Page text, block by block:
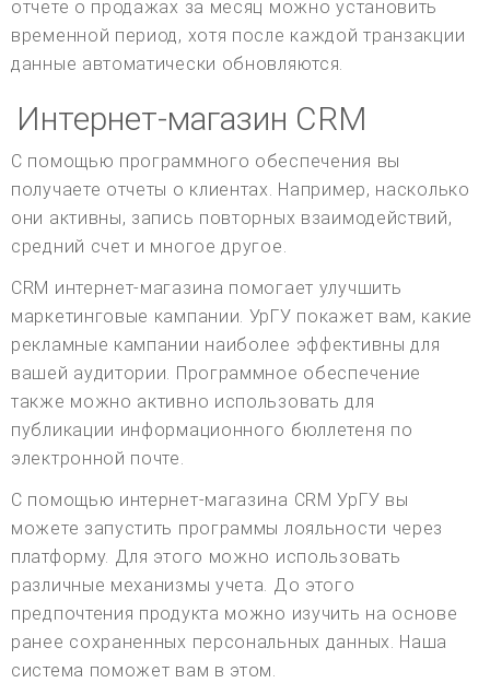
отчете о продажах за месяц можно установить
временной период, хотя после каждой транзакции
данные автоматически обновляются.
Интернет-магазин CRM
С помощью программного обеспечения вы
получаете отчеты о клиентах. Например, насколько
они активны, запись повторных взаимодействий,
средний счет и многое другое.
CRM интернет-магазина помогает улучшить
маркетинговые кампании. УрГУ покажет вам, какие
рекламные кампании наиболее эффективны для
вашей аудитории. Программное обеспечение
также можно активно использовать для
публикации информационного бюллетеня по
электронной почте.
С помощью интернет-магазина CRM УрГУ вы
можете запустить программы лояльности через
платформу. Для этого можно использовать
различные механизмы учета. До этого
предпочтения продукта можно изучить на основе
ранее сохраненных персональных данных. Наша
система поможет вам в этом.